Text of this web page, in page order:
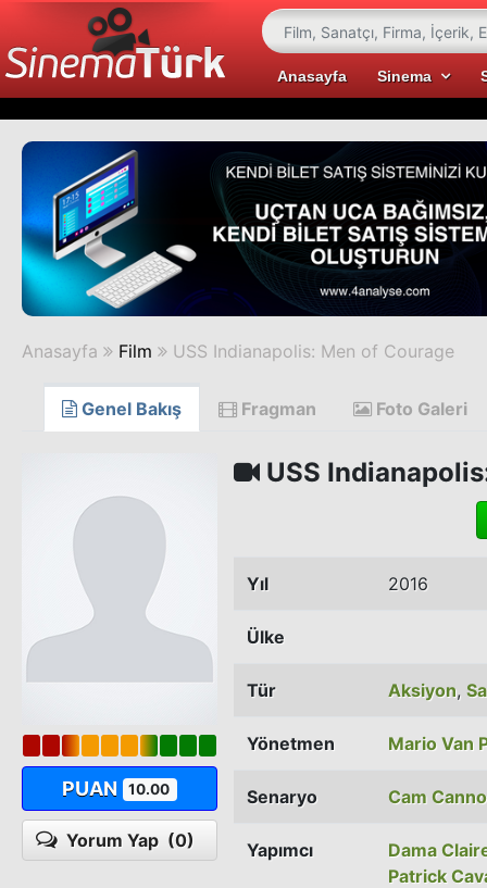
Anasayfa Sinema
Anasayfa Film USS Indianapolis: Men of Courage
Genel Bakış Fragman Foto Galeri
PUAN 10.00
Yorum Yap (0)
USS
Yıl 2016
Ülke
Tür Aksiyon,
Yönetmen Mario Van
Senaryo Cam
Yapımcı
Dama
Patrick